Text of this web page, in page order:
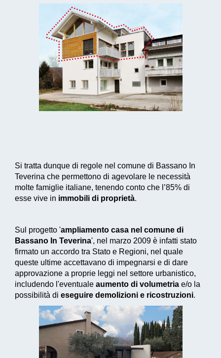
Si tratta dunque di regole nel comune di Bassano In
Teverina che permettono di agevolare le necessità
molte famiglie italiane, tenendo conto che l’85% di
esse vive in immobili di proprietà.
Sul progetto 'ampliamento casa nel comune di
Bassano In Teverina', nel marzo 2009 è infatti stato
firmato un accordo tra Stato e Regioni, nel quale
queste ultime accettavano di impegnarsi e di dare
approvazione a proprie leggi nel settore urbanistico,
includendo l'eventuale aumento di volumetria e/o la
possibilità di eseguire demolizioni e ricostruzioni.